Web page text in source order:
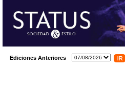
Ediciones Anteriores